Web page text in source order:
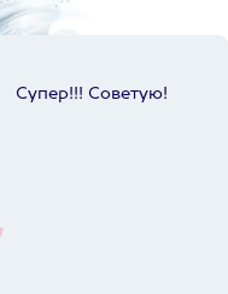
Супер!!! Советую!